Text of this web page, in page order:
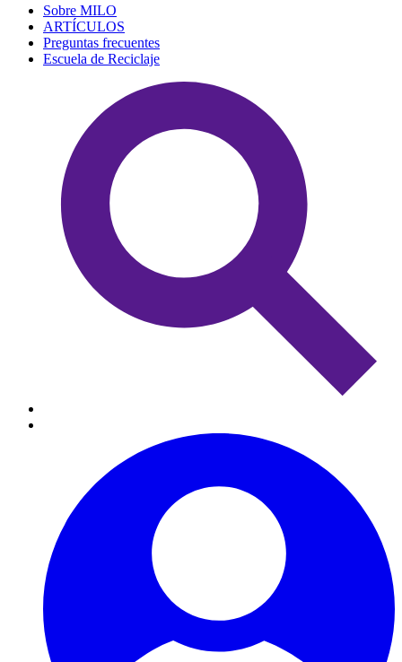
Sobre MILO
ARTÍCULOS
Preguntas frecuentes
Escuela de Reciclaje